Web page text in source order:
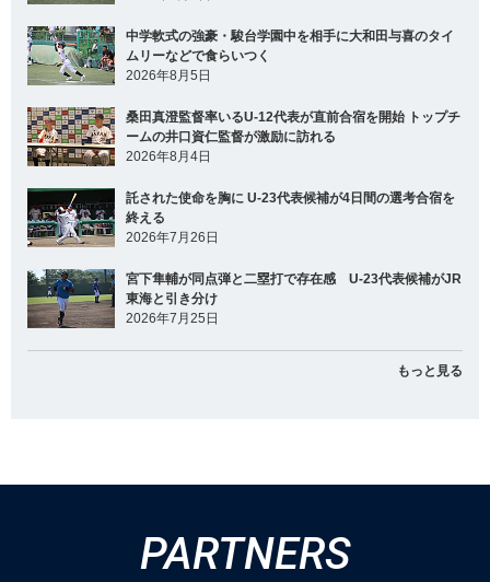
中学軟式の強豪・駿台学園中を相手に大和田与喜のタイ
ムリーなどで食らいつく
2026年8月5日
桑田真澄監督率いるU-12代表が直前合宿を開始 トップチ
ームの井口資仁監督が激励に訪れる
2026年8月4日
託された使命を胸に U-23代表候補が4日間の選考合宿を
終える
2026年7月26日
宮下隼輔が同点弾と二塁打で存在感 U-23代表候補がJR
東海と引き分け
2026年7月25日
もっと見る
PARTNERS